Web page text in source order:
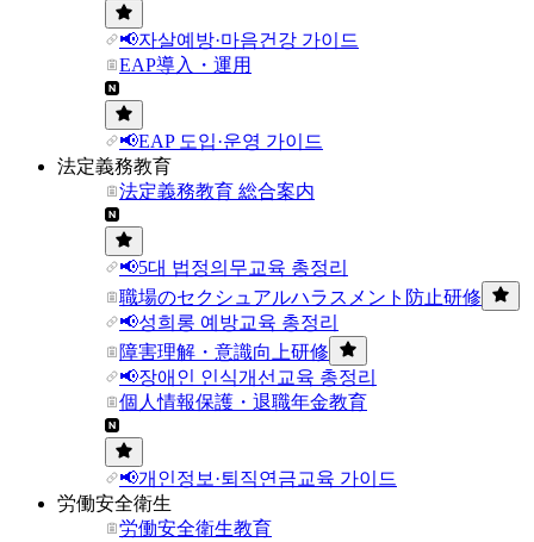
📢자살예방·마음건강 가이드
EAP導入・運用
📢EAP 도입·운영 가이드
法定義務教育
法定義務教育 総合案内
📢5대 법정의무교육 총정리
職場のセクシュアルハラスメント防止研修
📢성희롱 예방교육 총정리
障害理解・意識向上研修
📢장애인 인식개선교육 총정리
個人情報保護・退職年金教育
📢개인정보·퇴직연금교육 가이드
労働安全衛生
労働安全衛生教育